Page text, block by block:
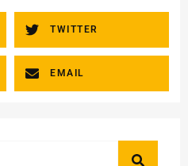
TWITTER
EMAIL